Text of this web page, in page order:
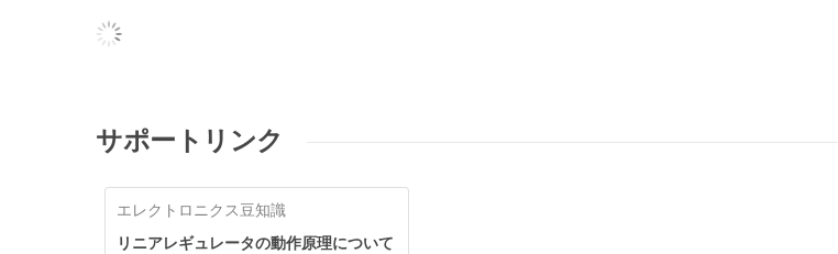
サポートリンク
エレクトロニクス豆知識
リニアレギュレータの動作原理について